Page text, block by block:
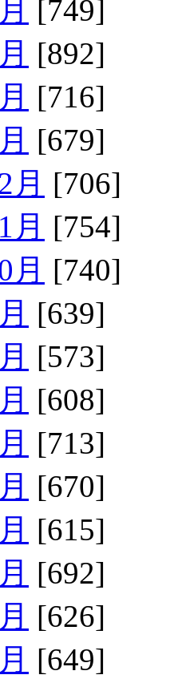
[749]
[892]
[716]
[679]
月 [706]
月 [754]
月 [740]
[639]
[573]
[608]
[713]
[670]
[615]
[692]
[626]
[649]